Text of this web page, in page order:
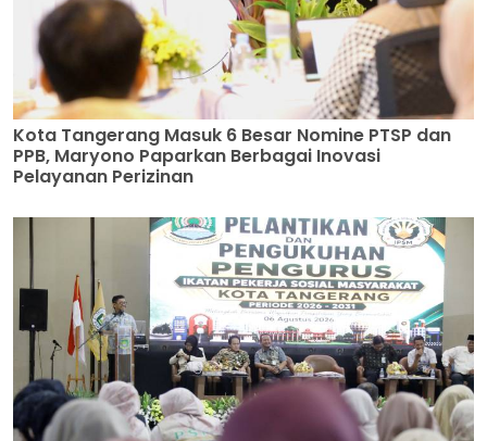
Kota Tangerang Masuk 6 Besar Nomine PTSP dan
PPB, Maryono Paparkan Berbagai Inovasi
Pelayanan Perizinan